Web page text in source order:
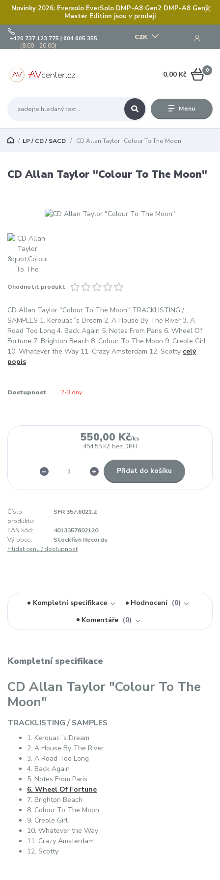
Novinky 2026: Eversolo EverSolo DMP-A8 Gen2 DMP-A8 Gen2
Master Edition jsou v prodeji
Menu
CZK
+420 737 123 775 | 604 605 355
(8:00 - 20:00)
0
0,00 Kč
LP / CD / SACD CD Allan Taylor "Colour To The Moon"
CD Allan Taylor "Colour To The Moon"
Ohodnotit produkt
CD Allan Taylor "Colour To The Moon" TRACKLISTING /
SAMPLES 1. Kerouac´s Dream 2. A House By The River 3. A
Road Too Long 4. Back Again 5. Notes From Paris 6. Wheel Of
Fortune 7. Brighton Beach 8. Colour To The Moon 9. Creole Girl
10. Whatever the Way 11. Crazy Amsterdam 12. Scotty celý
popis
Dostupnost 2-3 dny
550,00 Kč/ks
454,55 Kč bez DPH
Přidat do košíku
Číslo
produktu:
SFR 357.6021.2
EAN kód:
4013357602120
Výrobce:
Stockfish Records
Hlídat cenu / dostupnost
Kompletní specifikace Hodnocení
0
Komentáře
0
Kompletní specifikace
CD Allan Taylor "Colour To The
Moon"
TRACKLISTING / SAMPLES
1. Kerouac´s Dream
2. A House By The River
3. A Road Too Long
4. Back Again
5. Notes From Paris
6. Wheel Of Fortune
7. Brighton Beach
8. Colour To The Moon
9. Creole Girl
10. Whatever the Way
11. Crazy Amsterdam
12. Scotty